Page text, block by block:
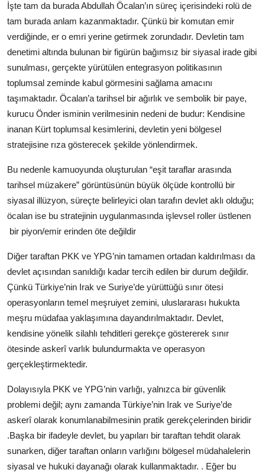
İşte tam da burada Abdullah Öcalan’ın süreç içerisindeki rolü de
tam burada anlam kazanmaktadır. Çünkü bir komutan emir
verdiğinde, er o emri yerine getirmek zorundadır. Devletin tam
denetimi altında bulunan bir figürün bağımsız bir siyasal irade gibi
sunulması, gerçekte yürütülen entegrasyon politikasının
toplumsal zeminde kabul görmesini sağlama amacını
taşımaktadır. Öcalan’a tarihsel bir ağırlık ve sembolik bir paye,
kurucu Önder isminin verilmesinin nedeni de budur: Kendisine
inanan Kürt toplumsal kesimlerini, devletin yeni bölgesel
stratejisine rıza gösterecek şekilde yönlendirmek.
Bu nedenle kamuoyunda oluşturulan “eşit taraflar arasında
tarihsel müzakere” görüntüsünün büyük ölçüde kontrollü bir
siyasal illüzyon, süreçte belirleyici olan tarafın devlet aklı olduğu;
öcalan ise bu stratejinin uygulanmasında işlevsel roller üstlenen
bir piyon/emir erinden öte değildir
Diğer taraftan PKK ve YPG’nin tamamen ortadan kaldırılması da
devlet açısından sanıldığı kadar tercih edilen bir durum değildir.
Çünkü Türkiye’nin Irak ve Suriye’de yürüttüğü sınır ötesi
operasyonların temel meşruiyet zemini, uluslararası hukukta
meşru müdafaa yaklaşımına dayandırılmaktadır. Devlet,
kendisine yönelik silahlı tehditleri gerekçe göstererek sınır
ötesinde askerî varlık bulundurmakta ve operasyon
gerçekleştirmektedir.
Dolayısıyla PKK ve YPG’nin varlığı, yalnızca bir güvenlik
problemi değil; aynı zamanda Türkiye’nin Irak ve Suriye’de
askerî olarak konumlanabilmesinin pratik gerekçelerinden biridir
.Başka bir ifadeyle devlet, bu yapıları bir taraftan tehdit olarak
sunarken, diğer taraftan onların varlığını bölgesel müdahalelerin
siyasal ve hukuki dayanağı olarak kullanmaktadır. . Eğer bu